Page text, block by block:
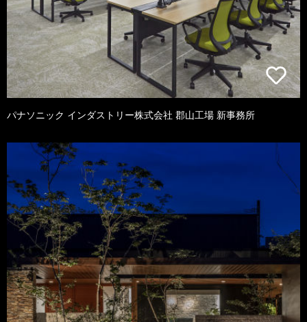
パナソニック インダストリー株式会社 郡山工場 新事務所